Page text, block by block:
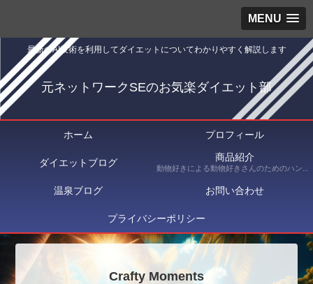
MENU
最新のAI技術を利用してダイエットについてわかりやすく解説します
元ネットワークSEのお気楽ダイエット部
ホーム プロフィール
ダイエットブログ 商品紹介
動物好きによる動物好きさんのためのハンドメイドショップ Crafty Moments（クラフティ・モーメンツ） にて出品している商品を紹介
温泉ブログ お問い合わせ
プライバシーポリシー
Crafty Moments